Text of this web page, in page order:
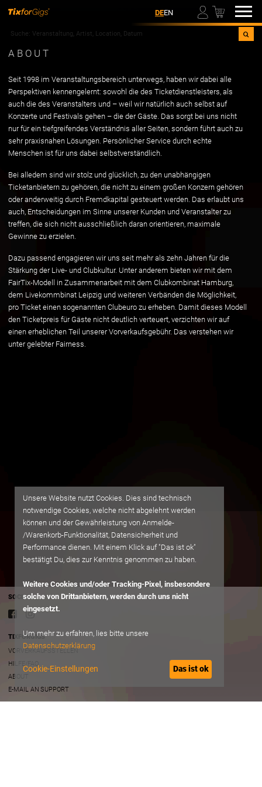
DEEN 00
ABOUT
Seit 1998 im Veranstaltungsbereich unterwegs, haben wir dabei alle
Perspektiven kennengelernt: sowohl die des Ticketdienstleisters, als
auch die des Veranstalters und – weil wir natürlich auch selbst auf
Konzerte und Festivals gehen – die der Gäste. Das sorgt bei uns nicht
nur für ein tiefgreifendes Verständnis aller Seiten, sondern führt auch zu
sehr praxisnahen Lösungen. Persönlicher Service durch echte
Menschen ist für uns dabei selbstverständlich.
Bei alledem sind wir stolz und glücklich, zu den unabhängigen
Ticketanbietern zu gehören, die nicht zu einem großen Konzern gehören
oder anderweitig durch Fremdkapital gesteuert werden. Das erlaubt uns
auch, Entscheidungen im Sinne unserer Kunden und Veranstalter zu
treffen, die sich nicht ausschließlich daran orientieren, maximale
Gewinne zu erzielen.
Dazu passend engagieren wir uns seit mehr als zehn Jahren für die
Stärkung der Live- und Clubkultur. Unter anderem bieten wir mit dem
FairTix-Modell in Zusammenarbeit mit dem Clubkombinat Hamburg,
dem Livekommbinat Leipzig und weiteren Verbänden die Möglichkeit,
pro Ticket einen sogenannten Clubeuro zu erheben. Damit dieses Modell
den Ticketpreis für Gäste nicht deutlich verteuert, verzichten wir auf
einen erheblichen Teil unserer Vorverkaufsgebühr. Das verstehen wir
unter gelebter Fairness.
SOCIAL
TIXFORGIGS
VORVERKAUFSSTELLEN
HILFE/FAQ
ABOUT
E-MAIL AN SUPPORT
Unsere Website nutzt Cookies. Dies sind technisch
notwendige Cookies, welche nicht abgelehnt werden
können und der Gewährleistung von Anmelde-
/Warenkorb-Funktionalität, Datensicherheit und
Performance dienen. Mit einem Klick auf "Das ist ok"
bestätigt Du, dies zur Kenntnis genommen zu haben.
Weitere Cookies und/oder Tracking-Pixel, insbesondere
solche von Drittanbietern, werden durch uns nicht
eingesetzt.
Um mehr zu erfahren, lies bitte unsere
Datenschutzerklärung
Cookie-Einstellungen Das ist ok